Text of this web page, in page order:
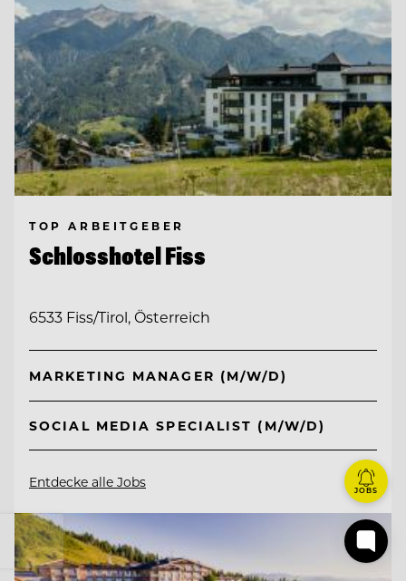
TOP ARBEITGEBER
Schlosshotel Fiss
6533 Fiss/Tirol, Österreich
MARKETING MANAGER (M/W/D)
SOCIAL MEDIA SPECIALIST (M/W/D)
Entdecke alle Jobs JOBS